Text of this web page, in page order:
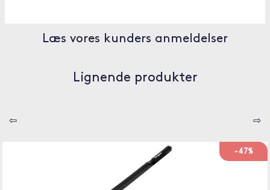
Læs vores kunders anmeldelser
Lignende produkter
⇦ ⇨
-47%